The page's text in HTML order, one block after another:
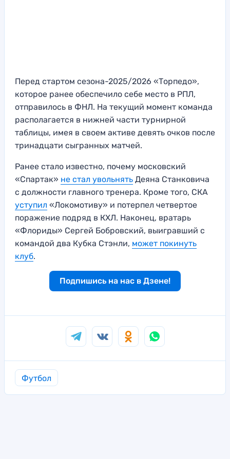
Перед стартом сезона-2025/2026 «Торпедо»,
которое ранее обеспечило себе место в РПЛ,
отправилось в ФНЛ. На текущий момент команда
располагается в нижней части турнирной
таблицы, имея в своем активе девять очков после
тринадцати сыгранных матчей.
Ранее стало известно, почему московский
«Спартак» не стал увольнять Деяна Станковича
с должности главного тренера. Кроме того, СКА
уступил «Локомотиву» и потерпел четвертое
поражение подряд в КХЛ. Наконец, вратарь
«Флориды» Сергей Бобровский, выигравший с
командой два Кубка Стэнли, может покинуть
клуб.
Подпишись на нас в Дзене!
Футбол